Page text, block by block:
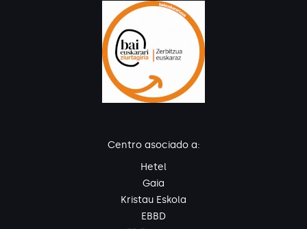
Centro asociado a:
Hetel
Gaia
Kristau Eskola
EBBD